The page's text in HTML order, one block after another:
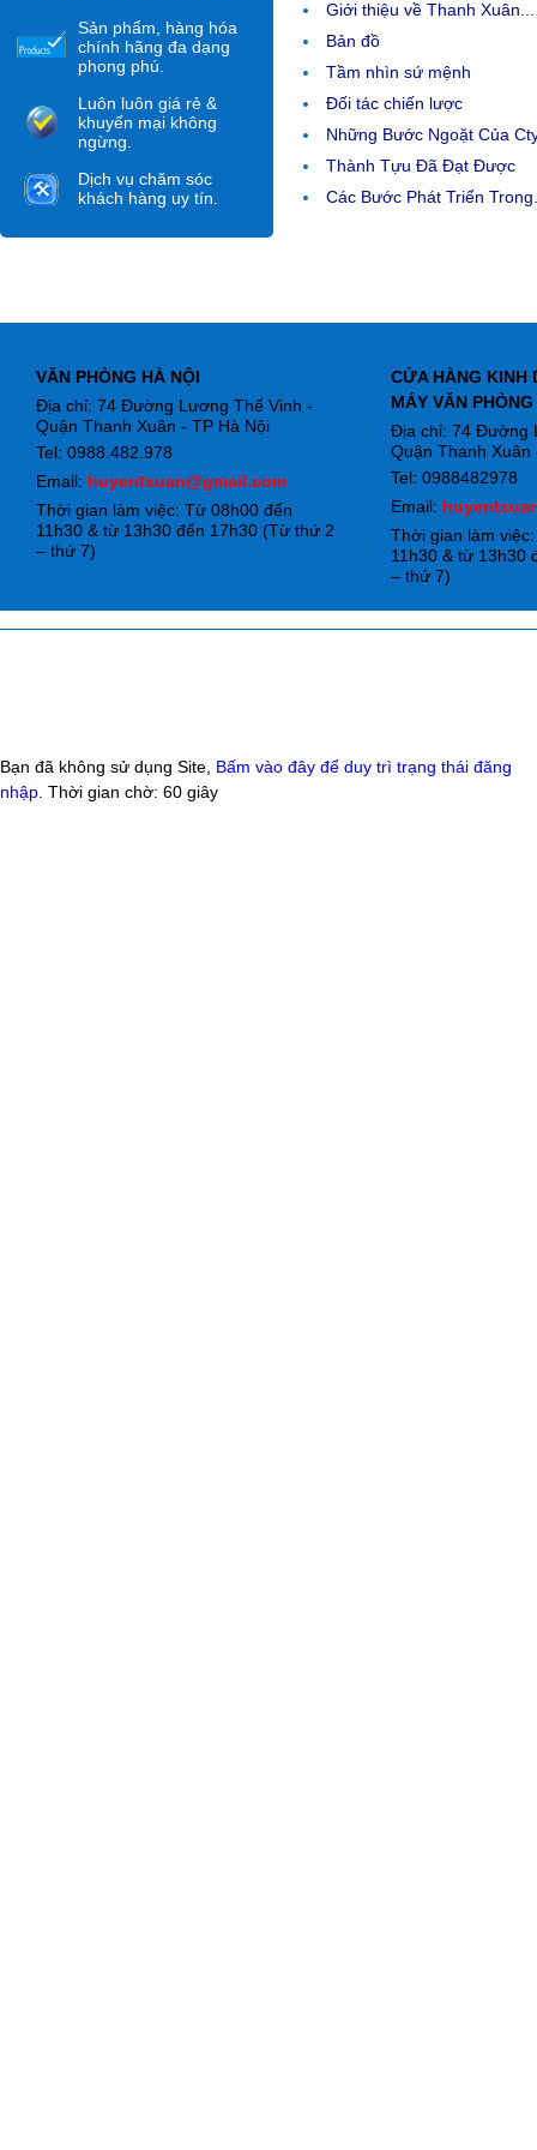
Sản phẩm, hàng hóa
chính hãng đa dạng
phong phú.
Luôn luôn giá rẻ &
khuyến mại không
ngừng.
Dịch vụ chăm sóc
khách hàng uy tín.
Giới thiệu về Thanh Xuân...
Bản đồ
Tầm nhìn sứ mệnh
Đối tác chiến lược
Những Bước Ngoặt Của
Thành Tựu Đã Đạt Được
Các Bước Phát Triển
VĂN PHÒNG HÀ NỘI
Địa chỉ: 74 Đường Lương Thế Vinh -
Quận Thanh Xuân - TP Hà Nội
Tel: 0988.482.978
Email: huyentxuan@gmail.com
Thời gian làm việc: Từ 08h00 đến
11h30 & từ 13h30 đến 17h30 (Từ thứ 2
– thứ 7)
CỬA HÀNG KINH
MÁY VĂN PHÒNG
Địa chỉ: 74 Đường
Quận Thanh Xuân
Tel: 0988482978
Email:
Thời gian làm
11h30 & từ 13h30
– thứ 7)
Bạn đã không sử dụng Site, Bấm vào đây để duy trì trạng thái đăng
nhập . Thời gian chờ: 60 giây